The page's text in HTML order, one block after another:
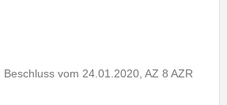
vom 24.01.2020, AZ 8 AZR